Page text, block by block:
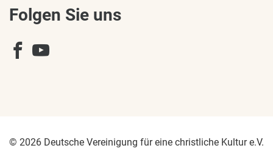
Folgen Sie uns
© 2026 Deutsche Vereinigung für eine christliche Kultur e.V.